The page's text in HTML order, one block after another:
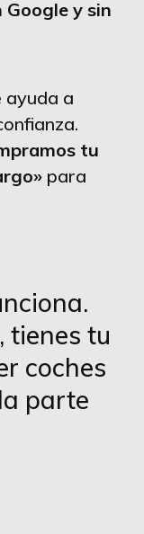
Google y sin
ayuda a
tu
para
tienes tu
coches
parte